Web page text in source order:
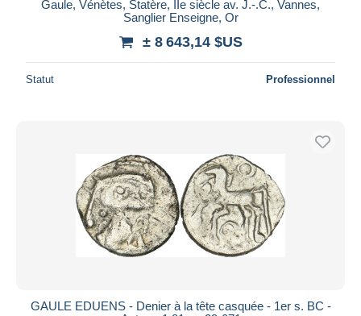
Gaule, Vénètes, Statère, IIe siècle av. J.-.C., Vannes,
Sanglier Enseigne, Or
± 8 643,14 $US
Statut Professionnel
GAULE EDUENS - Denier à la tête casquée - 1er s. BC -